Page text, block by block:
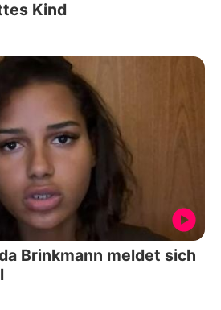
Kind
Brinkmann meldet sich